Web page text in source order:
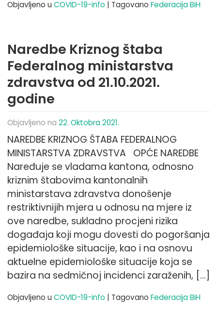
Objavljeno u COVID-19-info | Tagovano Federacija BiH
Naredbe Kriznog štaba
Federalnog ministarstva
zdravstva od 21.10.2021.
godine
Objavljeno na 22. Oktobra 2021.
NAREDBE KRIZNOG ŠTABA FEDERALNOG
MINISTARSTVA ZDRAVSTVA OPĆE NAREDBE
Naređuje se vladama kantona, odnosno
kriznim štabovima kantonalnih
ministarstava zdravstva donošenje
restriktivnijih mjera u odnosu na mjere iz
ove naredbe, sukladno procjeni rizika
događaja koji mogu dovesti do pogoršanja
epidemiološke situacije, kao i na osnovu
aktuelne epidemiološke situacije koja se
bazira na sedmičnoj incidenci zaraženih, […]
Objavljeno u COVID-19-info | Tagovano Federacija BiH